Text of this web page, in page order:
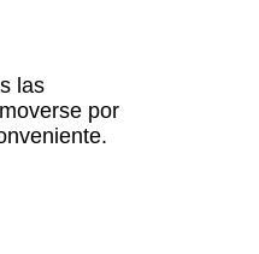
las
por